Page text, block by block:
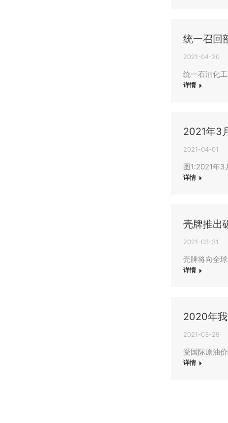
统一召回
2021-04-20
统一石油化
详情
2021年3
2021-04-01
图1:2021年3
详情
壳牌推出
2021-03-31
壳牌将向全
详情
2020年
2021-03-29
受国际原油
详情